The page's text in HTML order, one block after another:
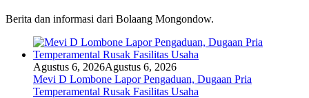
Berita dan informasi dari Bolaang Mongondow.
Agustus 6, 2026Agustus 6, 2026
Mevi D Lombone Lapor Pengaduan, Dugaan Pria
Temperamental Rusak Fasilitas Usaha